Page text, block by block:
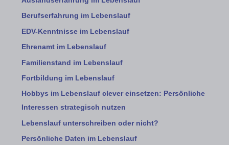
Berufserfahrung im Lebenslauf
EDV-Kenntnisse im Lebenslauf
Ehrenamt im Lebenslauf
Familienstand im Lebenslauf
Fortbildung im Lebenslauf
Hobbys im Lebenslauf clever einsetzen: Persönliche
Interessen strategisch nutzen
Lebenslauf unterschreiben oder nicht?
Persönliche Daten im Lebenslauf